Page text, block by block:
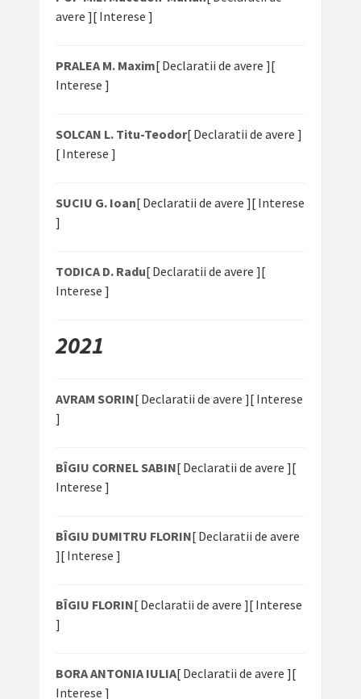
avere ][ Interese ]
PRALEA M. Maxim[ Declaratii de avere ][
Interese ]
SOLCAN L. Titu-Teodor[ Declaratii de avere ]
[ Interese ]
SUCIU G. Ioan[ Declaratii de avere ][ Interese
]
TODICA D. Radu[ Declaratii de avere ][
Interese ]
2021
AVRAM SORIN[ Declaratii de avere ][ Interese
]
BÎGIU CORNEL SABIN[ Declaratii de avere ][
Interese ]
BÎGIU DUMITRU FLORIN[ Declaratii de avere
][ Interese ]
BÎGIU FLORIN[ Declaratii de avere ][ Interese
]
BORA ANTONIA IULIA[ Declaratii de avere ][
Interese ]